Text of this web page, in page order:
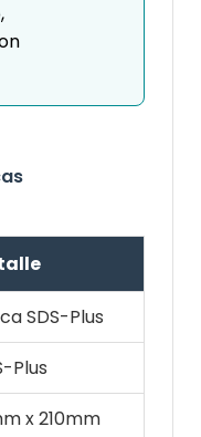
SDS-Plus
Plus
x 210mm